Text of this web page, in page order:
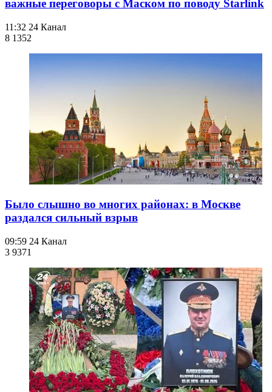
важные переговоры с Маском по поводу Starlink
11:32 24 Канал
8 1352
Было слышно во многих районах: в Москве
раздался сильный взрыв
09:59 24 Канал
3 9371